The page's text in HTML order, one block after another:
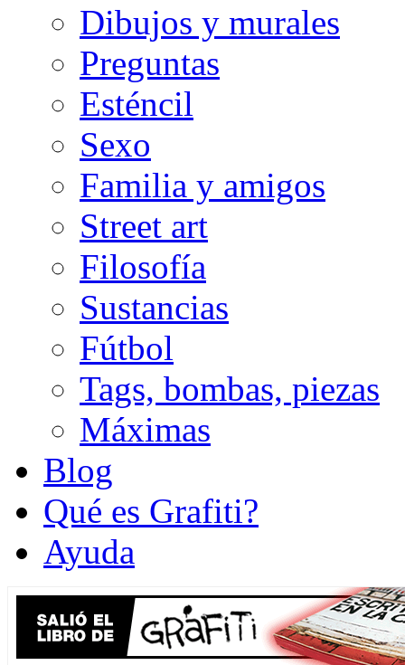
Dibujos y murales
Preguntas
Esténcil
Sexo
Familia y amigos
Street art
Filosofía
Sustancias
Fútbol
Tags, bombas, piezas
Máximas
Blog
Qué es Grafiti?
Ayuda